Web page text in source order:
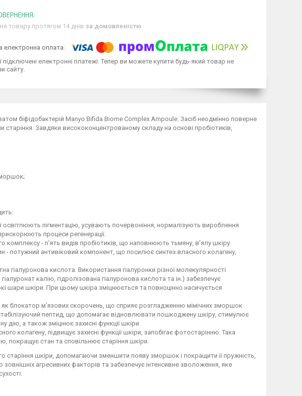
товару протягом 14 днів за домовленістю
підключені електронні платежі. Тепер ви можете купити будь-який товар не
сайту.
біфідобактерій Manyo Bifida Biome Complex Ampoule. Засіб неодмінно поверне
Завдяки висококонцентрованому складу на основі пробіотиків,
освітлюють пігментацію, усувають почервоніння, нормалізують вироблення
процеси регенерації.
- п'ять видів пробіотиків, що наповнюють тьмяну, в'ялу шкіру
- потужний антивіковий компонент, що посилює синтез власного колагену,
кислота. Використання гіалуронки різної молекулярності
калію, гідролізована гіалуронова кислота та ін.) забезпечує
шари шкіри. При цьому шкіра зміцнюється та повноцінно насичується
як блокатор м’язових скорочень, що сприяє розгладженню мімічних зморшок
пептид, що допомагає відновлювати пошкоджену шкіру, стимулює
дію, а також зміцнює захисні функції шкіри.
колагену, підвищує захисні функції шкіри, запобігає фотостарінню. Така
покращує стан та сповільнює старіння шкіри.
старіння шкіри, допомагаючи зменшити появу зморшок і покращити її пружність,
зовнішніх агресивних факторів та забезпечує інтенсивне зволоження, яке